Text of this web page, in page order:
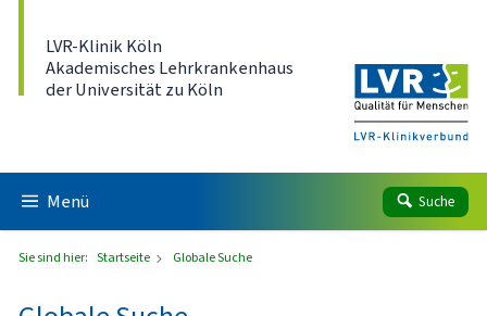
LVR-Klinik Köln
Akademisches Lehrkrankenhaus
der Universität zu Köln
Menü Suche
Sie sind hier: Startseite Globale Suche